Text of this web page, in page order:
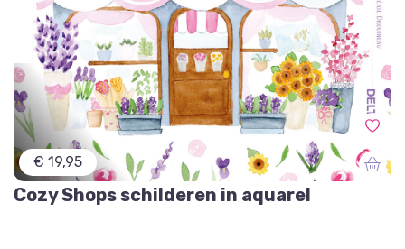
€ 19,95
Cozy Shops schilderen in aquarel